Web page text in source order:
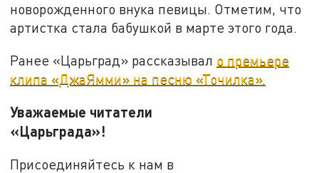
новорожденного внука певицы. Отметим, что
артистка стала бабушкой в марте этого года.
Ранее «Царьград» рассказывал о премьере
клипа «ДжаЯмми» на песню «Точилка».
Уважаемые читатели
«Царьграда»!
Присоединяйтесь к нам в